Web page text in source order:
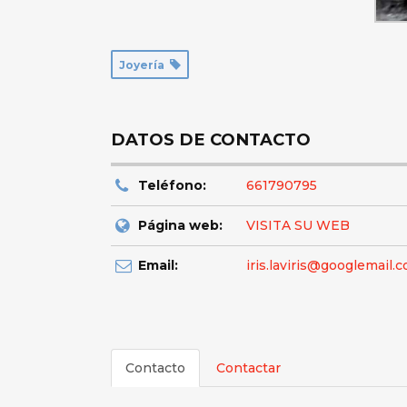
Joyería
DATOS DE CONTACTO
Teléfono: 661790795
Página web: VISITA SU WEB
Email:
Contacto Contactar